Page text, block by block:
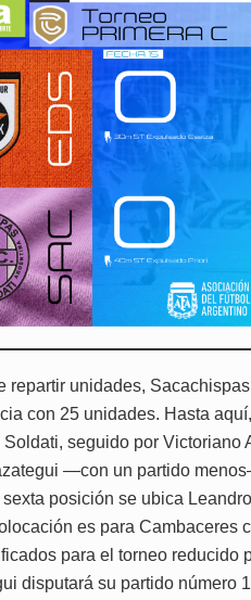
repartir unidades,
con 25 unidades. Hasta
seguido por Victoriano
—con un partido
sexta posición se ubica
es para Cambaceres
para el torneo reducido
disputará su partido número